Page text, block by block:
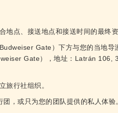
地点、接送地点和接送时间的最终资
Gate）下方与您的当地导
Gate），地址：Latrán 106,
旅行社组织。
，或只为您的团队提供的私人体验